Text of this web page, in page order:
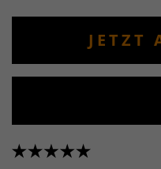
JETZT